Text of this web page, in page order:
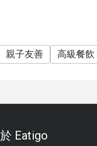
們的賓客服務團隊將
可享用優惠一次，不
親子友善 高級餐飲
Eatigo